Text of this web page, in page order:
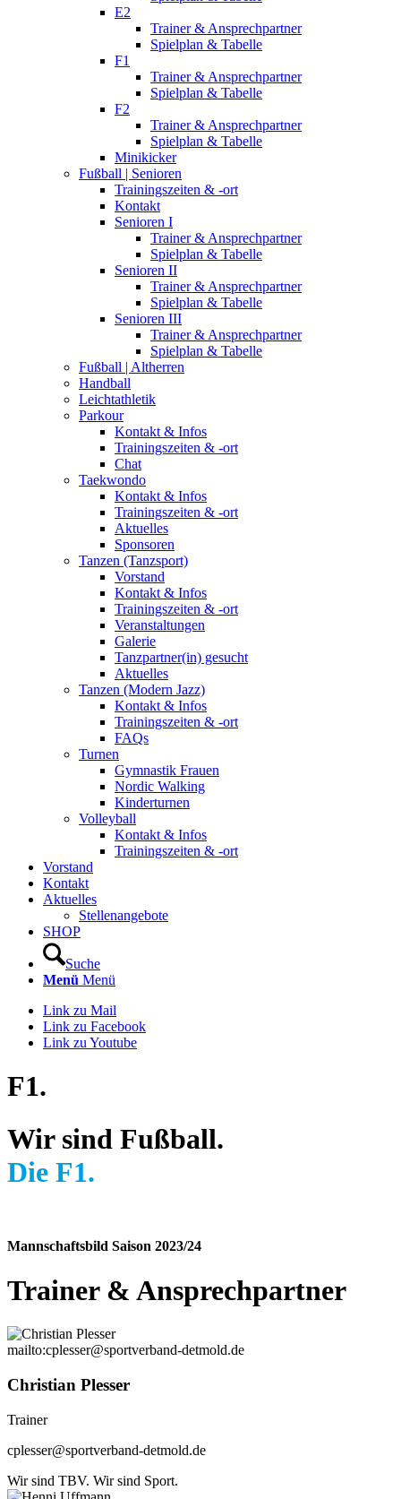
E2
Trainer & Ansprechpartner
Spielplan & Tabelle
F1
Trainer & Ansprechpartner
Spielplan & Tabelle
F2
Trainer & Ansprechpartner
Spielplan & Tabelle
Minikicker
Fußball | Senioren
Trainingszeiten & -ort
Kontakt
Senioren I
Trainer & Ansprechpartner
Spielplan & Tabelle
Senioren II
Trainer & Ansprechpartner
Spielplan & Tabelle
Senioren III
Trainer & Ansprechpartner
Spielplan & Tabelle
Fußball | Altherren
Handball
Leichtathletik
Parkour
Kontakt & Infos
Trainingszeiten & -ort
Chat
Taekwondo
Kontakt & Infos
Trainingszeiten & -ort
Aktuelles
Sponsoren
Tanzen (Tanzsport)
Vorstand
Kontakt & Infos
Trainingszeiten & -ort
Veranstaltungen
Galerie
Tanzpartner(in) gesucht
Aktuelles
Tanzen (Modern Jazz)
Kontakt & Infos
Trainingszeiten & -ort
FAQs
Turnen
Gymnastik Frauen
Nordic Walking
Kinderturnen
Volleyball
Kontakt & Infos
Trainingszeiten & -ort
Vorstand
Kontakt
Aktuelles
Stellenangebote
SHOP
Suche
Menü Menü
Link zu Mail
Link zu Facebook
Link zu Youtube
F1.
Wir sind Fußball.
Die F1.
Mannschaftsbild Saison 2023/24
Trainer & Ansprechpartner
mailto:cplesser@sportverband-detmold.de
Christian Plesser
Trainer
cplesser@sportverband-detmold.de
Wir sind TBV. Wir sind Sport.